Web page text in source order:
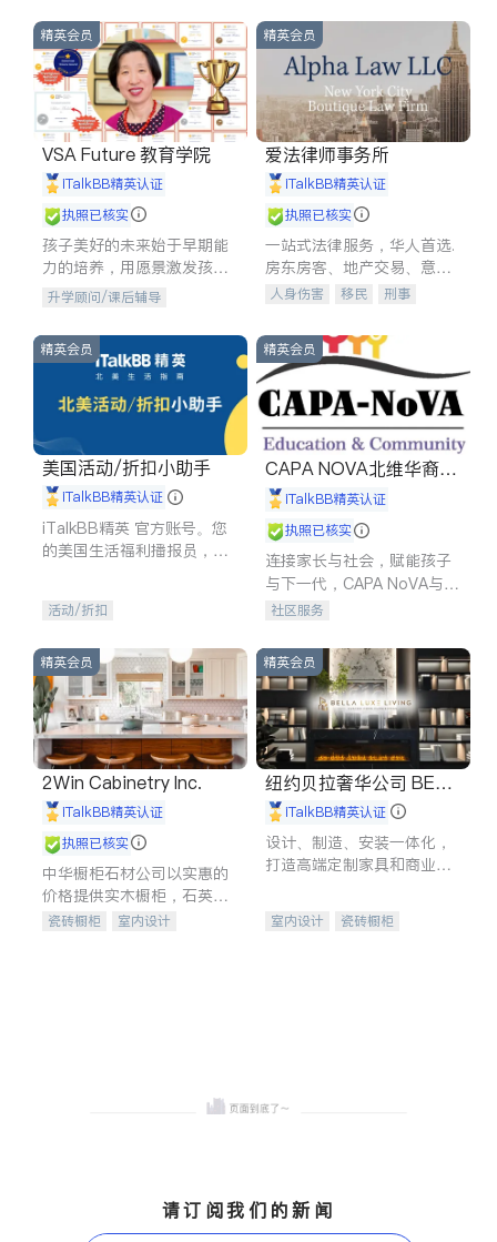
商铺租售
精英会员
VSA Future 教育学院
iTalkBB精英认证
执照已核实
孩子美好的未来始于早期能
力的培养，用愿景激发孩子
的学习潜力和动力。理念：
拥有成长型心态是成功的基
石。
升学顾问/课后辅导
精英会员
爱法律师事务所
iTalkBB精英认证
执照已核实
一站式法律服务，华人首选.
房东房客、地产交易、意外
伤害、车祸重伤、商业诉
建筑合同、刑事案件全包办
人身伤害 移民
刑事
信托/遗嘱
商业
索赔
律师-其它 保释
精英会员
美国活动/折扣小助手
iTalkBB精英认证
iTalkBB精英 官方账号。您
的美国生活福利播报员，精
专属福利。
活动/折扣
精英会员
CAPA NOVA北维华裔家
长会iTalkBB精英认证
执照已核实
连接家长与社会，赋能孩子
与下一代，CAPA NoVA与您
携手建设包容、公平、充满
社区服务
精英会员
2Win Cabinetry Inc.
iTalkBB精英认证
执照已核实
中华橱柜石材公司以实惠的
价格提供实木橱柜，石英石
台面，多种优质不锈钢水
瓷砖橱柜
室内设计
精英会员
纽约贝拉奢华公司 BELL
A LUXE
iTalkBB精英认证
设计、制造、安装一体化，
打造高端定制家具和商业空
室内设计
瓷砖橱柜
请订阅我们的新闻